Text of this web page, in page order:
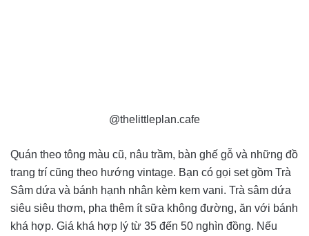
@thelittleplan.cafe
Quán theo tông màu cũ, nâu trầm, bàn ghế gỗ và những đồ
trang trí cũng theo hướng vintage. Bạn có gọi set gồm Trà
Sâm dứa và bánh hạnh nhân kèm kem vani. Trà sâm dứa
siêu siêu thơm, pha thêm ít sữa không đường, ăn với bánh
khá hợp. Giá khá hợp lý từ 35 đến 50 nghìn đồng. Nếu